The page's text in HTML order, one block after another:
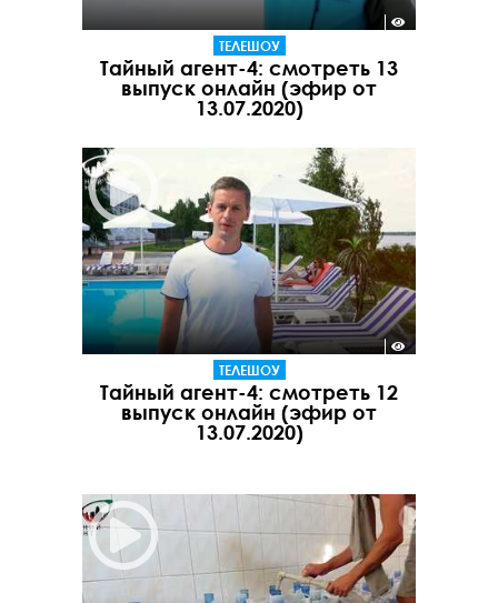
ТЕЛЕШОУ
Тайный агент-4: смотреть 13
выпуск онлайн (эфир от
13.07.2020)
ТЕЛЕШОУ
Тайный агент-4: смотреть 12
выпуск онлайн (эфир от
13.07.2020)